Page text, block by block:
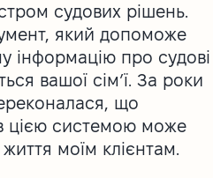
судових рішень.
який допоможе
інформацію про судові
вашої сім’ї. За роки
що
цією системою може
моїм клієнтам.